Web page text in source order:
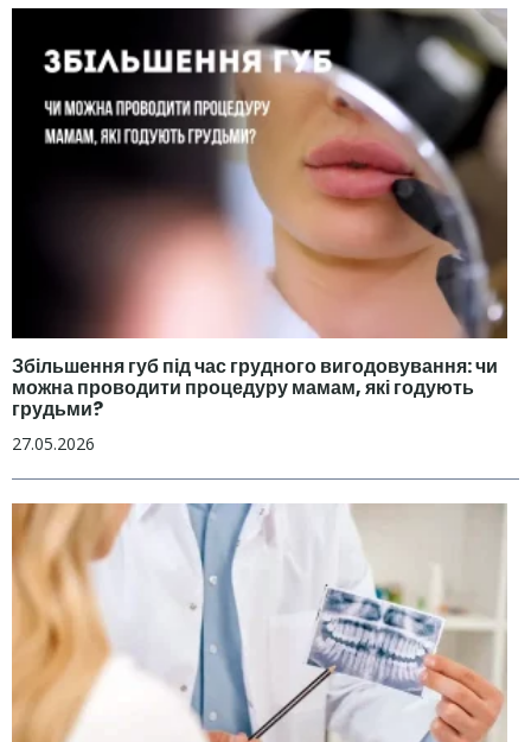
Збільшення губ під час грудного вигодовування: чи
можна проводити процедуру мамам, які годують
грудьми?
27.05.2026